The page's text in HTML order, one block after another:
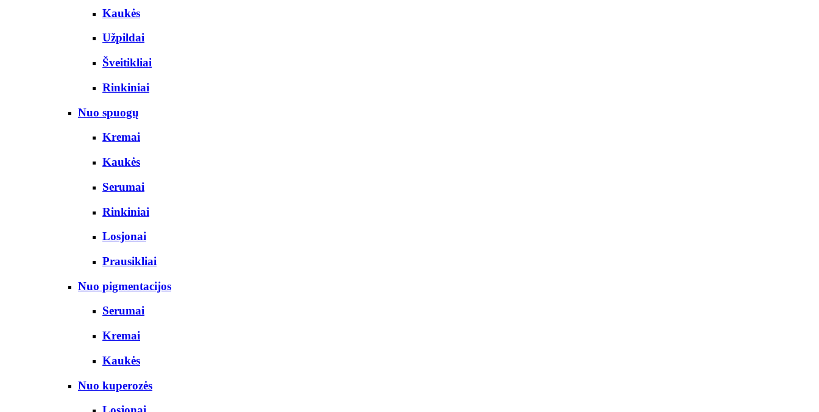
Kaukės
Užpildai
Šveitikliai
Rinkiniai
Nuo spuogų
Kremai
Kaukės
Serumai
Rinkiniai
Losjonai
Prausikliai
Nuo pigmentacijos
Serumai
Kremai
Kaukės
Nuo kuperozės